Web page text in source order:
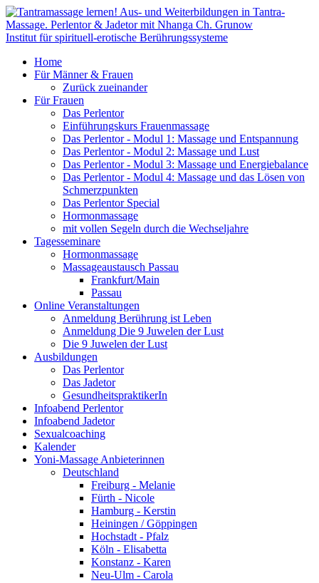
Institut für spirituell-erotische Berührungssysteme
Home
Für Männer & Frauen
Zurück zueinander
Für Frauen
Das Perlentor
Einführungskurs Frauenmassage
Das Perlentor - Modul 1: Massage und Entspannung
Das Perlentor - Modul 2: Massage und Lust
Das Perlentor - Modul 3: Massage und Energiebalance
Das Perlentor - Modul 4: Massage und das Lösen von
Schmerzpunkten
Das Perlentor Special
Hormonmassage
mit vollen Segeln durch die Wechseljahre
Tagesseminare
Hormonmassage
Massageaustausch Passau
Frankfurt/Main
Passau
Online Veranstaltungen
Anmeldung Berührung ist Leben
Anmeldung Die 9 Juwelen der Lust
Die 9 Juwelen der Lust
Ausbildungen
Das Perlentor
Das Jadetor
GesundheitspraktikerIn
Infoabend Perlentor
Infoabend Jadetor
Sexualcoaching
Kalender
Yoni-Massage Anbieterinnen
Deutschland
Freiburg - Melanie
Fürth - Nicole
Hamburg - Kerstin
Heiningen / Göppingen
Hochstadt - Pfalz
Köln - Elisabetta
Konstanz - Karen
Neu-Ulm - Carola